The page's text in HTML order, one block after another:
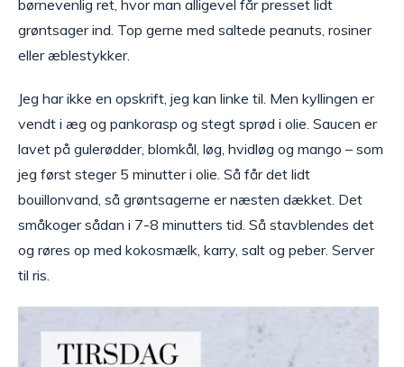
børnevenlig ret, hvor man alligevel får presset lidt
grøntsager ind. Top gerne med saltede peanuts, rosiner
eller æblestykker.
Jeg har ikke en opskrift, jeg kan linke til. Men kyllingen er
vendt i æg og pankorasp og stegt sprød i olie. Saucen er
lavet på gulerødder, blomkål, løg, hvidløg og mango – som
jeg først steger 5 minutter i olie. Så får det lidt
bouillonvand, så grøntsagerne er næsten dækket. Det
småkoger sådan i 7-8 minutters tid. Så stavblendes det
og røres op med kokosmælk, karry, salt og peber. Server
til ris.